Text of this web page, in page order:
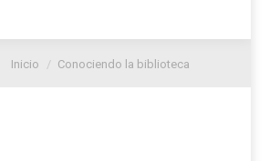
Estás aquí:
Inicio Conociendo la biblioteca